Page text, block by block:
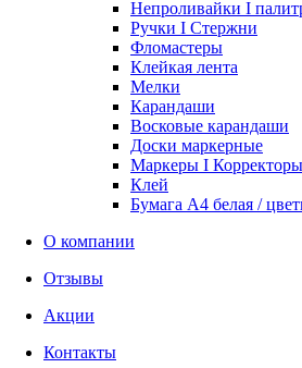
Непроливайки I
Ручки I Стержни
Фломастеры
Клейкая лента
Мелки
Карандаши
Восковые карандаши
Доски маркерные
Маркеры I Корректоры
Клей
Бумага А4 белая /
О компании
Отзывы
Акции
Контакты